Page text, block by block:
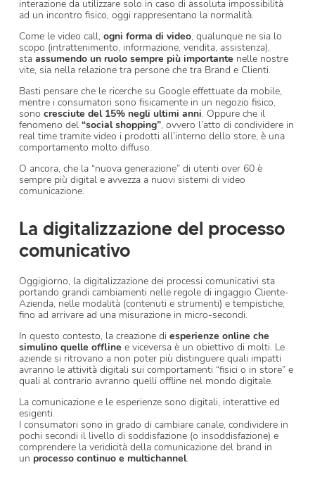
interazione da utilizzare solo in caso di assoluta impossibilità
ad un incontro fisico, oggi rappresentano la normalità.
Come le video call, ogni forma di video, qualunque ne sia lo
scopo (intrattenimento, informazione, vendita, assistenza),
sta assumendo un ruolo sempre più importante nelle nostre
vite, sia nella relazione tra persone che tra Brand e Clienti.
Basti pensare che le ricerche su Google effettuate da mobile,
mentre i consumatori sono fisicamente in un negozio fisico,
sono cresciute del 15% negli ultimi anni. Oppure che il
fenomeno del “social shopping”, ovvero l’atto di condividere in
real time tramite video i prodotti all’interno dello store, è una
comportamento molto diffuso.
O ancora, che la “nuova generazione” di utenti over 60 è
sempre più digital e avvezza a nuovi sistemi di video
comunicazione.
La digitalizzazione del processo
comunicativo
Oggigiorno, la digitalizzazione dei processi comunicativi sta
portando grandi cambiamenti nelle regole di ingaggio Cliente-
Azienda, nelle modalità (contenuti e strumenti) e tempistiche,
fino ad arrivare ad una misurazione in micro-secondi.
In questo contesto, la creazione di esperienze online che
simulino quelle offline e viceversa è un obiettivo di molti. Le
aziende si ritrovano a non poter più distinguere quali impatti
avranno le attività digitali sui comportamenti “fisici o in store” e
quali al contrario avranno quelli offline nel mondo digitale.
La comunicazione e le esperienze sono digitali, interattive ed
esigenti.
I consumatori sono in grado di cambiare canale, condividere in
pochi secondi il livello di soddisfazione (o insoddisfazione) e
comprendere la veridicità della comunicazione del brand in
un processo continuo e multichannel.